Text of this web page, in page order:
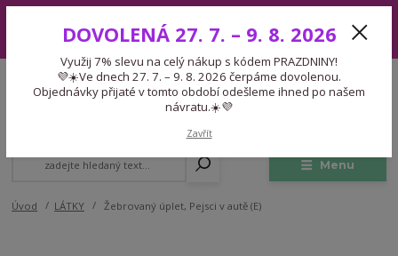
7. – 9. 8. 2026 čerpáme dovolenou. Objednávky přijaté v tomto období
odešleme ihned po našem návratu.☀️💜
Menu
CZK
Expedice 775 866 913
Po-Čt 9-15:30 Pá 9-14:30 Pauza 13-13:45
Úvod LÁTKY Žebrovaný úplet, Pejsci v autě (E)
DOVOLENÁ 27. 7. – 9. 8. 2026
Využij 7% slevu na celý nákup s kódem PRAZDNINY!
💜☀️Ve dnech 27. 7. – 9. 8. 2026 čerpáme dovolenou.
Objednávky přijaté v tomto období odešleme ihned po našem
návratu.☀️💜
Zavřít